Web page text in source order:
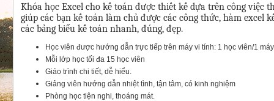
Khóa học Excel cho kế toán được thiết kế dựa trên công việc
giúp các bạn kế toán làm chủ được các công thức, hàm excel
các bảng biểu kế toán nhanh, đúng, đẹp.
Học viên được hướng dẫn trực tiếp trên máy vi tính: 1 học viên/1 máy
Mỗi lớp học tối đa 15 học viên
Giáo trình chi tiết, dễ hiểu.
Giảng viên hướng dẫn nhiệt tình, tận tâm, có kinh nghiệm
Phòng học tiện nghi, thoáng mát.